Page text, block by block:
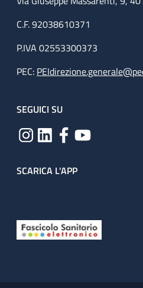
C.F. 92038610371
P.IVA 02553300373
PEC:
SEGUICI SU
SCARICA L'APP